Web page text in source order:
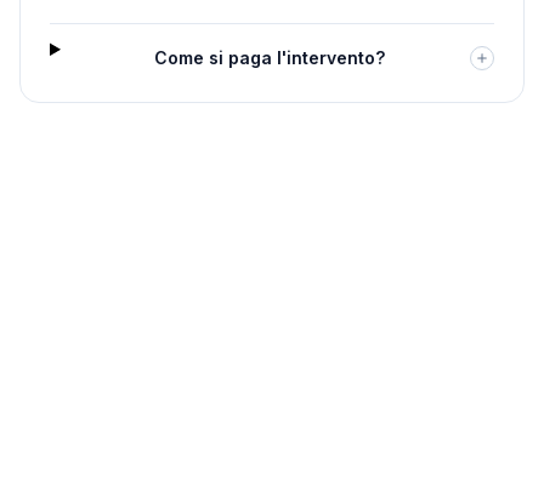
Come si paga l'intervento?